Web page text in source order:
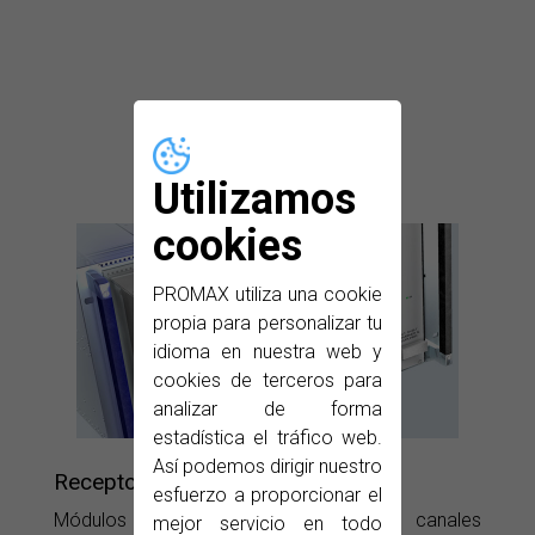
Utilizamos
cookies
PROMAX utiliza una cookie
propia para personalizar tu
idioma en nuestra web y
cookies de terceros para
analizar de forma
estadística el tráfico web.
Así podemos dirigir nuestro
esfuerzo a proporcionar el
mejor servicio en todo
Receptores DTTV
Módulos con ranuras CAM (para canales